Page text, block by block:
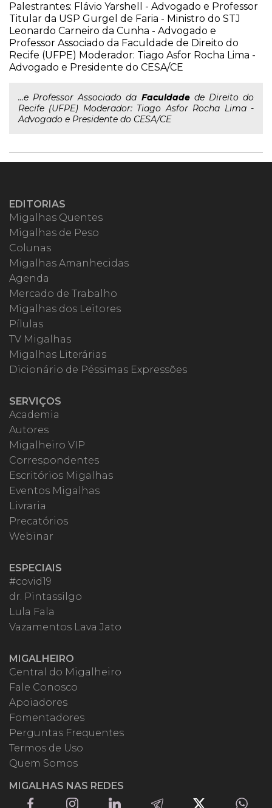
Palestrantes: Flávio Yarshell - Advogado e Professor
Titular da USP Gurgel de Faria - Ministro do STJ
Leonardo Carneiro da Cunha - Advogado e
Professor Associado da Faculdade de Direito do
Recife (UFPE) Moderador: Tiago Asfor Rocha Lima -
Advogado e Presidente do CESA/CE
...e Professor Associado da Faculdadede Direito do
Recife (UFPE) Moderador: Tiago Asfor Rocha Lima -
Advogado e Presidente do CESA/CE
EDITORIAS
Migalhas Quentes
Migalhas de Peso
Colunas
Migalhas Amanhecidas
Agenda
Mercado de Trabalho
Migalhas dos Leitores
Pílulas
TV Migalhas
Migalhas Literárias
Dicionário de Péssimas Expressões
SERVIÇOS
Academia
Autores
Migalheiro VIP
Correspondentes
Escritórios Migalhas
Eventos Migalhas
Livraria
Precatórios
Webinar
ESPECIAIS
#covid19
dr. Pintassilgo
Lula Fala
Vazamentos Lava Jato
MIGALHEIRO
Central do Migalheiro
Fale Conosco
Apoiadores
Fomentadores
Perguntas Frequentes
Termos de Uso
Quem Somos
MIGALHAS NAS REDES